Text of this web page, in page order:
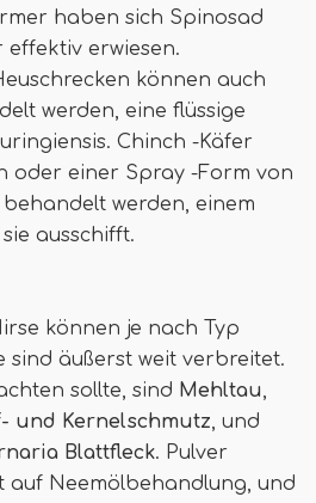
haben sich Spinosad
effektiv erwiesen.
können auch
werden, eine flüssige
Chinch -Käfer
oder einer Spray -Form von
werden, einem
ausschifft.
können je nach Typ
sind äußerst weit verbreitet.
sollte, sind Mehltau,
und Kernelschmutz, und
Blattfleck. Pulver
auf Neemölbehandlung, und